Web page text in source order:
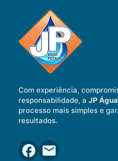
Com experiência,
responsabilidade, aJP
processo mais simples e
resultados.